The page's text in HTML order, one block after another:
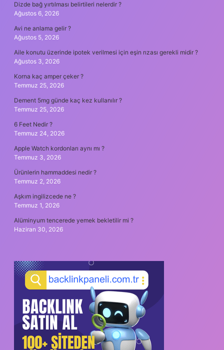
Dizde bağ yırtılması belirtileri nelerdir ?
Ağustos 6, 2026
Avi ne anlama gelir ?
Ağustos 5, 2026
Aile konutu üzerinde ipotek verilmesi için eşin rızası gerekli midir ?
Ağustos 3, 2026
Korna kaç amper çeker ?
Temmuz 25, 2026
Dement 5mg günde kaç kez kullanılır ?
Temmuz 25, 2026
6 Feet Nedir ?
Temmuz 24, 2026
Apple Watch kordonları aynı mı ?
Temmuz 3, 2026
Ürünlerin hammaddesi nedir ?
Temmuz 2, 2026
Aşkım ingilizcede ne ?
Temmuz 1, 2026
Alüminyum tencerede yemek bekletilir mi ?
Haziran 30, 2026